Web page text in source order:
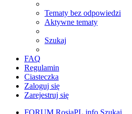
Tematy bez odpowiedzi
Aktywne tematy
Szukaj
FAQ
Regulamin
Ciasteczka
Zaloguj się
Zarejestruj się